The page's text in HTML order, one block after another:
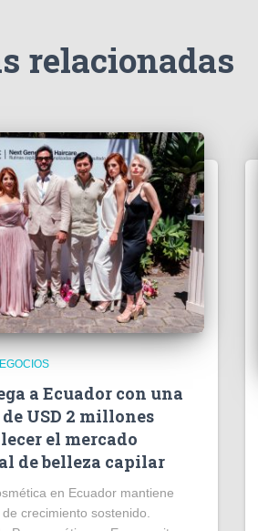
relacionadas
a Ecuador con una
USD 2 millones
el mercado
de belleza capilar
en Ecuador mantiene
crecimiento sostenido.